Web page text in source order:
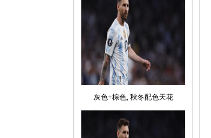
灰色+棕色, 秋冬配色天花